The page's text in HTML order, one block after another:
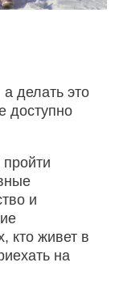
а делать это
доступно
и
кто живет в
на